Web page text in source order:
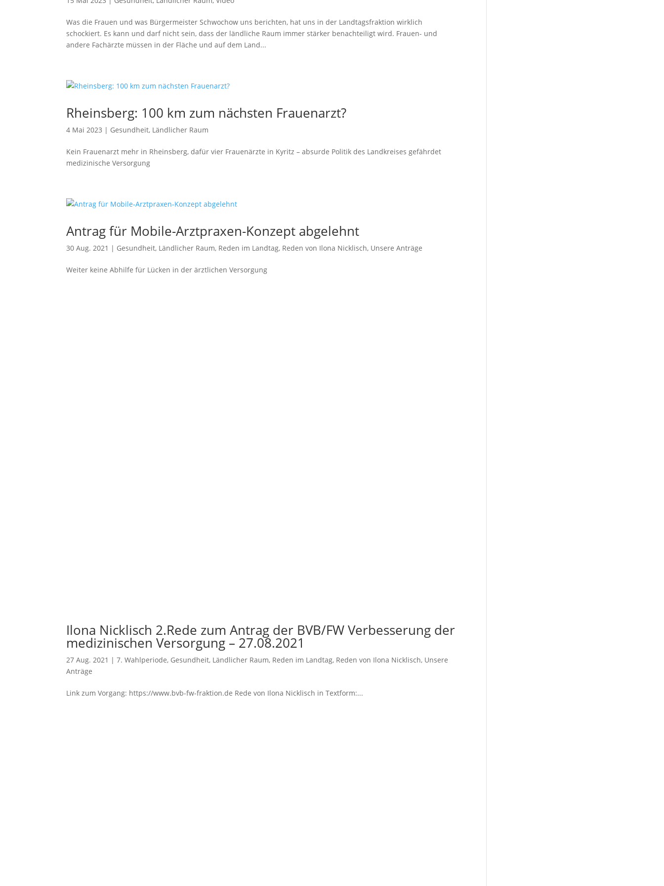
Was die Frauen und was Bürgermeister Schwochow uns berichten, hat uns in der Landtagsfraktion wirklich
schockiert. Es kann und darf nicht sein, dass der ländliche Raum immer stärker benachteiligt wird. Frauen- und
andere Fachärzte müssen in der Fläche und auf dem Land...
Rheinsberg: 100 km zum nächsten Frauenarzt?
4 Mai 2023 | Gesundheit, Ländlicher Raum
Kein Frauenarzt mehr in Rheinsberg, dafür vier Frauenärzte in Kyritz – absurde Politik des Landkreises gefährdet
medizinische Versorgung
Antrag für Mobile-Arztpraxen-Konzept abgelehnt
30 Aug. 2021 | Gesundheit, Ländlicher Raum, Reden im Landtag, Reden von Ilona Nicklisch, Unsere Anträge
Weiter keine Abhilfe für Lücken in der ärztlichen Versorgung
Ilona Nicklisch 2.Rede zum Antrag der BVB/FW Verbesserung der
medizinischen Versorgung – 27.08.2021
27 Aug. 2021 |7. Wahlperiode, Gesundheit, Ländlicher Raum, Reden im Landtag, Reden von Ilona Nicklisch, Unsere
Anträge
Link zum Vorgang: https://www.bvb-fw-fraktion.de Rede von Ilona Nicklisch in Textform:...